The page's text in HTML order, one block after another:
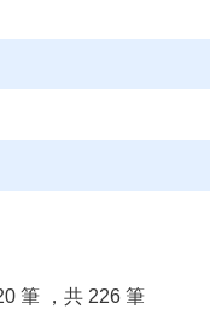
筆 ，共 226 筆